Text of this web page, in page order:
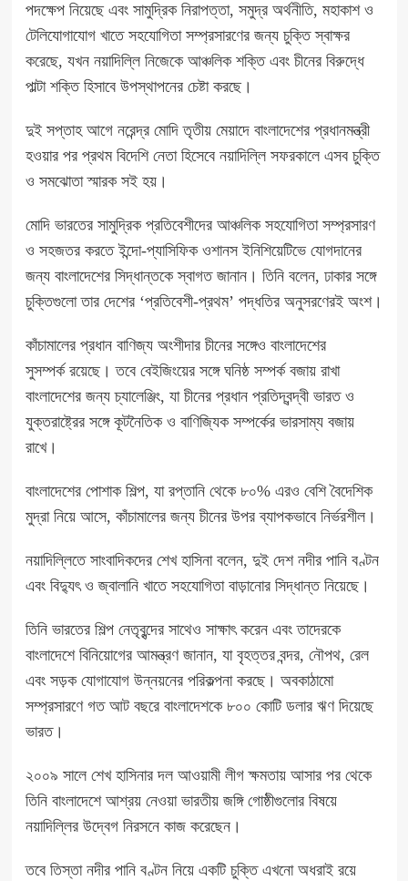
পদক্ষেপ নিয়েছে এবং সামুদ্রিক নিরাপত্তা, সমুদ্র অর্থনীতি, মহাকাশ ও
টেলিযোগাযোগ খাতে সহযোগিতা সম্প্রসারণের জন্য চুক্তি স্বাক্ষর
করেছে, যখন নয়াদিল্লি নিজেকে আঞ্চলিক শক্তি এবং চীনের বিরুদ্ধে
পাল্টা শক্তি হিসাবে উপস্থাপনের চেষ্টা করছে।
দুই সপ্তাহ আগে নরেন্দ্র মোদি তৃতীয় মেয়াদে বাংলাদেশের প্রধানমন্ত্রী
হওয়ার পর প্রথম বিদেশি নেতা হিসেবে নয়াদিল্লি সফরকালে এসব চুক্তি
ও সমঝোতা স্মারক সই হয়।
মোদি ভারতের সামুদ্রিক প্রতিবেশীদের আঞ্চলিক সহযোগিতা সম্প্রসারণ
ও সহজতর করতে ইন্দো-প্যাসিফিক ওশানস ইনিশিয়েটিভে যোগদানের
জন্য বাংলাদেশের সিদ্ধান্তকে স্বাগত জানান। তিনি বলেন, ঢাকার সঙ্গে
চুক্তিগুলো তার দেশের ‘প্রতিবেশী-প্রথম’ পদ্ধতির অনুসরণেরই অংশ।
কাঁচামালের প্রধান বাণিজ্য অংশীদার চীনের সঙ্গেও বাংলাদেশের
সুসম্পর্ক রয়েছে। তবে বেইজিংয়ের সঙ্গে ঘনিষ্ঠ সম্পর্ক বজায় রাখা
বাংলাদেশের জন্য চ্যালেঞ্জিং, যা চীনের প্রধান প্রতিদ্বন্দ্বী ভারত ও
যুক্তরাষ্ট্রের সঙ্গে কূটনৈতিক ও বাণিজ্যিক সম্পর্কের ভারসাম্য বজায়
রাখে।
বাংলাদেশের পোশাক শিল্প, যা রপ্তানি থেকে ৮০% এরও বেশি বৈদেশিক
মুদ্রা নিয়ে আসে, কাঁচামালের জন্য চীনের উপর ব্যাপকভাবে নির্ভরশীল।
নয়াদিল্লিতে সাংবাদিকদের শেখ হাসিনা বলেন, দুই দেশ নদীর পানি বণ্টন
এবং বিদ্যুৎ ও জ্বালানি খাতে সহযোগিতা বাড়ানোর সিদ্ধান্ত নিয়েছে।
তিনি ভারতের শিল্প নেতৃবৃন্দের সাথেও সাক্ষাৎ করেন এবং তাদেরকে
বাংলাদেশে বিনিয়োগের আমন্ত্রণ জানান, যা বৃহত্তর বন্দর, নৌপথ, রেল
এবং সড়ক যোগাযোগ উন্নয়নের পরিকল্পনা করছে। অবকাঠামো
সম্প্রসারণে গত আট বছরে বাংলাদেশকে ৮০০ কোটি ডলার ঋণ দিয়েছে
ভারত।
২০০৯ সালে শেখ হাসিনার দল আওয়ামী লীগ ক্ষমতায় আসার পর থেকে
তিনি বাংলাদেশে আশ্রয় নেওয়া ভারতীয় জঙ্গি গোষ্ঠীগুলোর বিষয়ে
নয়াদিল্লির উদ্বেগ নিরসনে কাজ করেছেন।
তবে তিস্তা নদীর পানি বণ্টন নিয়ে একটি চুক্তি এখনো অধরাই রয়ে